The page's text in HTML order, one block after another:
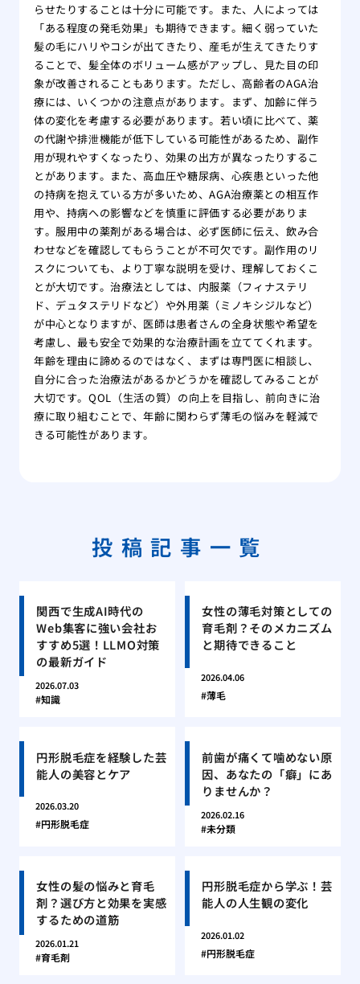
らせたりすることは十分に可能です。また、人によっては
「ある程度の発毛効果」も期待できます。細く弱っていた
髪の毛にハリやコシが出てきたり、産毛が生えてきたりす
ることで、髪全体のボリューム感がアップし、見た目の印
象が改善されることもあります。ただし、高齢者のAGA治
療には、いくつかの注意点があります。まず、加齢に伴う
体の変化を考慮する必要があります。若い頃に比べて、薬
の代謝や排泄機能が低下している可能性があるため、副作
用が現れやすくなったり、効果の出方が異なったりするこ
とがあります。また、高血圧や糖尿病、心疾患といった他
の持病を抱えている方が多いため、AGA治療薬との相互作
用や、持病への影響などを慎重に評価する必要がありま
す。服用中の薬剤がある場合は、必ず医師に伝え、飲み合
わせなどを確認してもらうことが不可欠です。副作用のリ
スクについても、より丁寧な説明を受け、理解しておくこ
とが大切です。治療法としては、内服薬（フィナステリ
ド、デュタステリドなど）や外用薬（ミノキシジルなど）
が中心となりますが、医師は患者さんの全身状態や希望を
考慮し、最も安全で効果的な治療計画を立ててくれます。
年齢を理由に諦めるのではなく、まずは専門医に相談し、
自分に合った治療法があるかどうかを確認してみることが
大切です。QOL（生活の質）の向上を目指し、前向きに治
療に取り組むことで、年齢に関わらず薄毛の悩みを軽減で
きる可能性があります。
投稿記事一覧
関西で生成AI時代の
Web集客に強い会社お
すすめ5選！LLMO対策
の最新ガイド
2026.07.03
知識
女性の薄毛対策としての
育毛剤？そのメカニズム
と期待できること
2026.04.06
薄毛
円形脱毛症を経験した芸
能人の美容とケア
2026.03.20
円形脱毛症
前歯が痛くて噛めない原
因、あなたの「癖」にあ
りませんか？
2026.02.16
未分類
女性の髪の悩みと育毛
剤？選び方と効果を実感
するための道筋
2026.01.21
育毛剤
円形脱毛症から学ぶ！芸
能人の人生観の変化
2026.01.02
円形脱毛症